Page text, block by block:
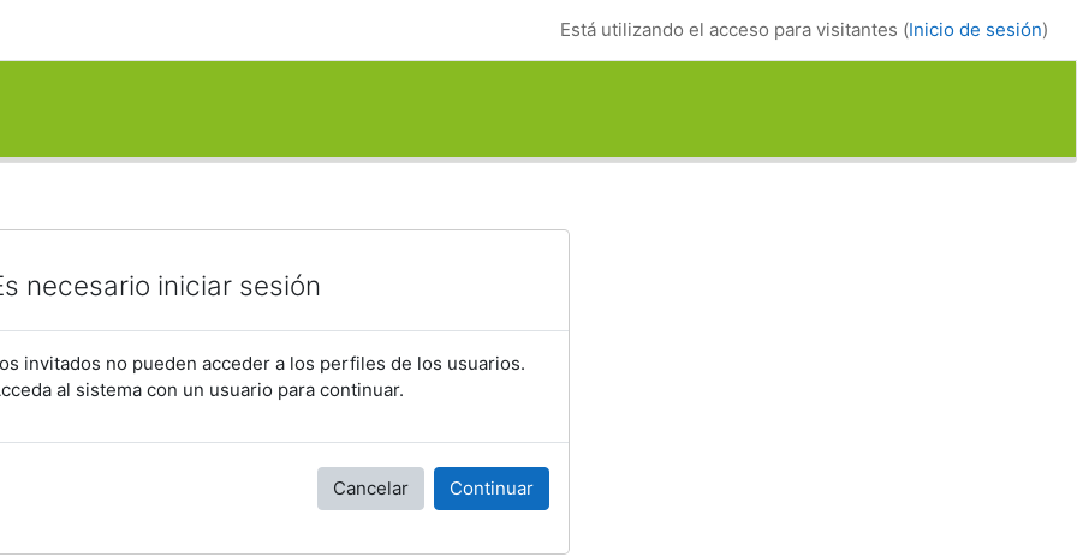
Está utilizando el acceso para visitantes (Inicio de sesión)
necesario iniciar sesión
invitados no pueden acceder a los perfiles de los usuarios.
al sistema con un usuario para continuar.
Cancelar Continuar